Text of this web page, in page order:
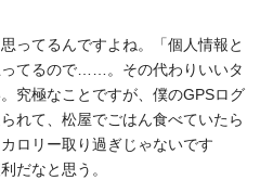
ってるんですよね。「個人情報と
てるので……。その代わりいいタ
究極なことですが、僕のGPSログ
れて、松屋でごはん食べていたら
ロリー取り過ぎじゃないです
だなと思う。